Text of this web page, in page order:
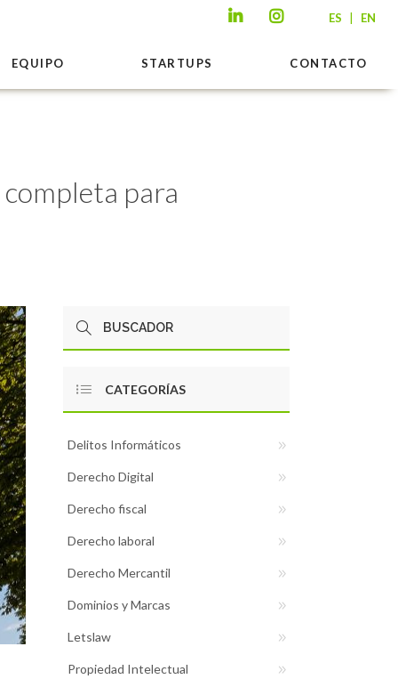
ES | EN
EQUIPO STARTUPS CONTACTO
para
CATEGORÍAS
Delitos Informáticos
Derecho Digital
Derecho fiscal
Derecho laboral
Derecho Mercantil
Dominios y Marcas
Letslaw
Propiedad Intelectual